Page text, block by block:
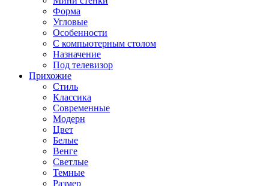
Форма
Угловые
Особенности
С компьютерным столом
Назначение
Под телевизор
Прихожие
Стиль
Классика
Современные
Модерн
Цвет
Белые
Венге
Светлые
Темные
Размер